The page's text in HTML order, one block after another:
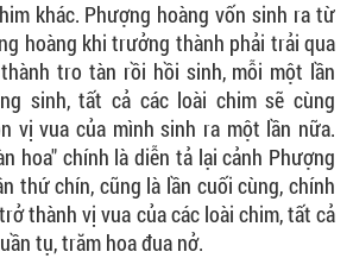
khác. Phượng hoàng vốn sinh ra từ
hoàng khi trưởng thành phải trải qua
tro tàn rồi hồi sinh, mỗi một lần
sinh, tất cả các loài chim sẽ cùng
vị vua của mình sinh ra một lần nữa.
hoa" chính là diễn tả lại cảnh Phượng
thứ chín, cũng là lần cuối cùng, chính
thành vị vua của các loài chim, tất cả
tụ, trăm hoa đua nở.